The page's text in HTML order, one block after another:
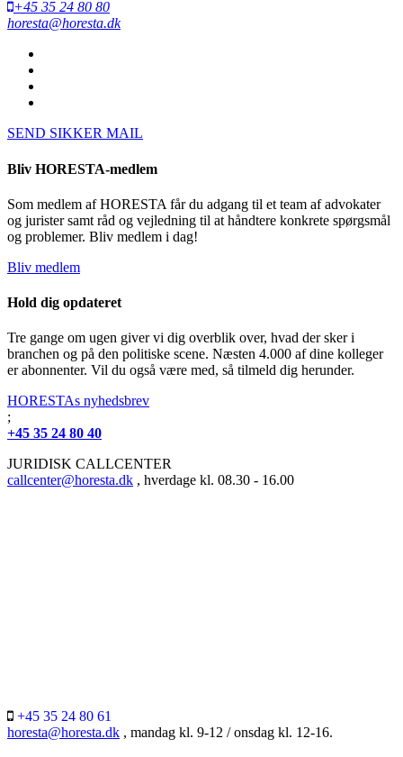
+45 35 24 80 80
horesta@horesta.dk
SEND SIKKER MAIL
Bliv HORESTA-medlem
Som medlem af HORESTA får du adgang til et team af advokater
og jurister samt råd og vejledning til at håndtere konkrete spørgsmål
og problemer. Bliv medlem i dag!
Bliv medlem
Hold dig opdateret
Tre gange om ugen giver vi dig overblik over, hvad der sker i
branchen og på den politiske scene. Næsten 4.000 af dine kolleger
er abonnenter. Vil du også være med, så tilmeld dig herunder.
HORESTAs nyhedsbrev
;
+45 35 24 80 40
JURIDISK CALLCENTER
callcenter@horesta.dk , hverdage kl. 08.30 - 16.00
+45 35 24 80 61
horesta@horesta.dk , mandag kl. 9-12 / onsdag kl. 12-16.